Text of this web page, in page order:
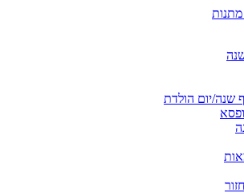
שנה/יום הולדת